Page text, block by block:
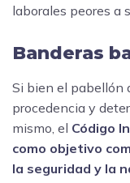
laborales peores a
Banderas
Si bien el pabellón
procedencia y
mismo, el Código
como objetivo
la seguridad y la